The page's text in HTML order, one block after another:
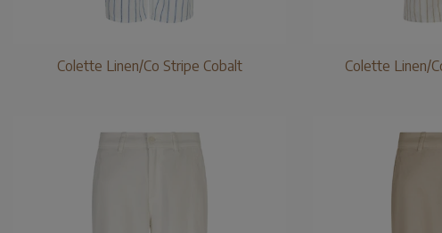
Colette Linen/Co Stripe Cobalt Colette Linen/